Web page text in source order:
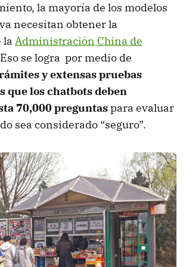
la mayoría de los modelos
necesitan obtener la
la Administración China de
se logra por medio de
y extensas pruebas
que los chatbots deben
70,000 preguntaspara evaluar
sea considerado “seguro”.